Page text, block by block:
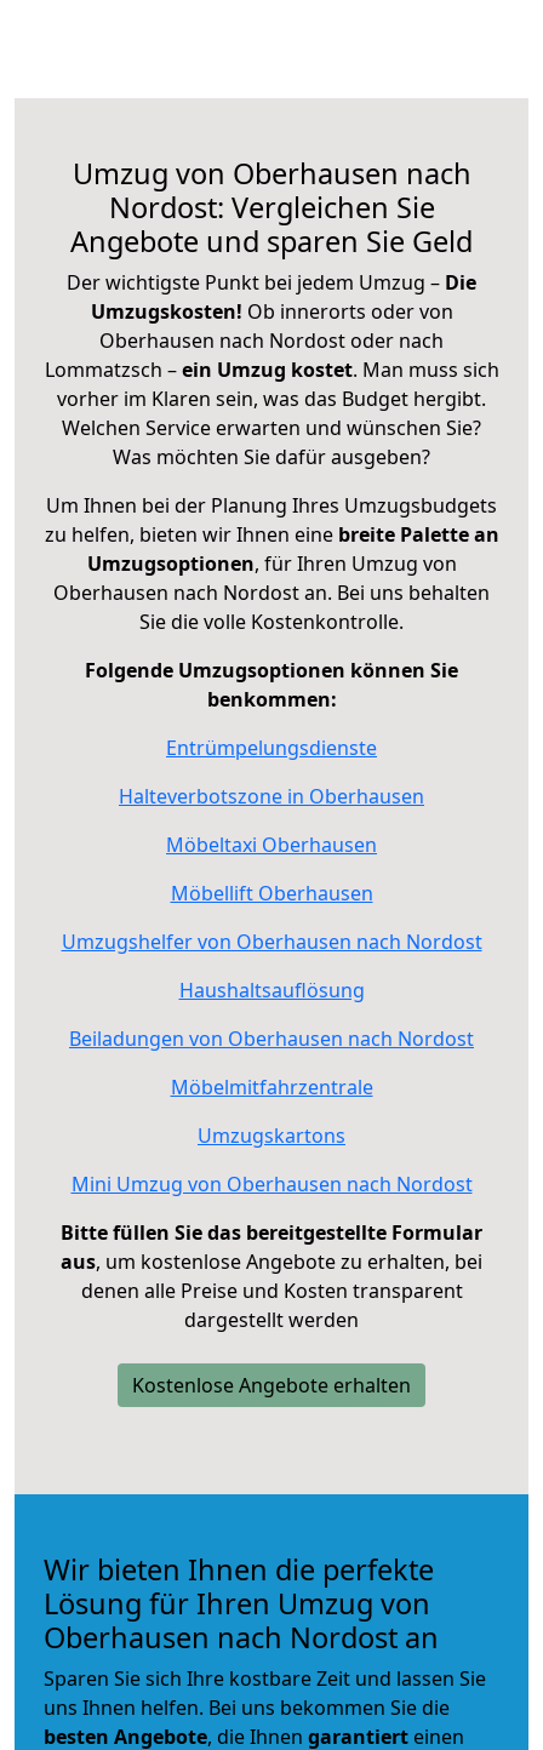
Umzug von Oberhausen nach
Nordost: Vergleichen Sie
Angebote und sparen Sie Geld
Der wichtigste Punkt bei jedem Umzug – Die
Umzugskosten! Ob innerorts oder von
Oberhausen nach Nordost oder nach
Lommatzsch –ein Umzug kostet. Man muss sich
vorher im Klaren sein, was das Budget hergibt.
Welchen Service erwarten und wünschen Sie?
Was möchten Sie dafür ausgeben?
Um Ihnen bei der Planung Ihres Umzugsbudgets
zu helfen, bieten wir Ihnen eine breite Palette an
Umzugsoptionen, für Ihren Umzug von
Oberhausen nach Nordost an. Bei uns behalten
Sie die volle Kostenkontrolle.
Folgende Umzugsoptionen können Sie
benkommen:
Entrümpelungsdienste
Halteverbotszone in Oberhausen
Möbeltaxi Oberhausen
Möbellift Oberhausen
Umzugshelfer von Oberhausen nach Nordost
Haushaltsauflösung
Beiladungen von Oberhausen nach Nordost
Möbelmitfahrzentrale
Umzugskartons
Mini Umzug von Oberhausen nach Nordost
Bitte füllen Sie das bereitgestellte Formular
aus, um kostenlose Angebote zu erhalten, bei
denen alle Preise und Kosten transparent
dargestellt werden
Kostenlose Angebote erhalten
Wir bieten Ihnen die perfekte
Lösung für Ihren Umzug von
Oberhausen nach Nordost an
Sparen Sie sich Ihre kostbare Zeit und lassen Sie
uns Ihnen helfen. Bei uns bekommen Sie die
besten Angebote, die Ihnen garantiert einen